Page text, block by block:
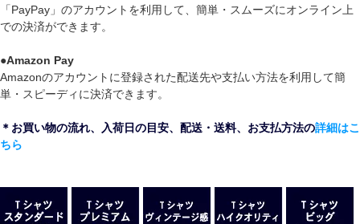
「PayPay」のアカウントを利用して、簡単・スムーズにオンライン上
での決済ができます。
●Amazon Pay
Amazonのアカウントに登録された配送先や支払い方法を利用して簡
単・スピーディに決済できます。
＊お買い物の流れ、入荷日の目安、配送・送料、お支払方法の詳細はこ
ちら